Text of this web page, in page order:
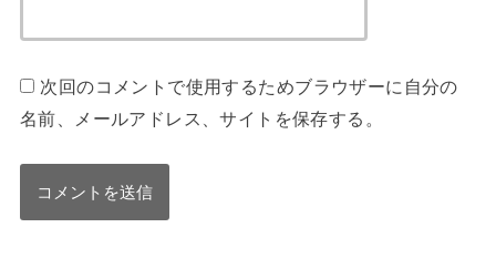
次回のコメントで使用するためブラウザーに自分の
名前、メールアドレス、サイトを保存する。